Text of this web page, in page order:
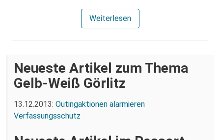
Weiterlesen
Neueste Artikel zum Thema
Gelb-Weiß Görlitz
13.12.2013: Outingaktionen alarmieren
Verfassungsschutz